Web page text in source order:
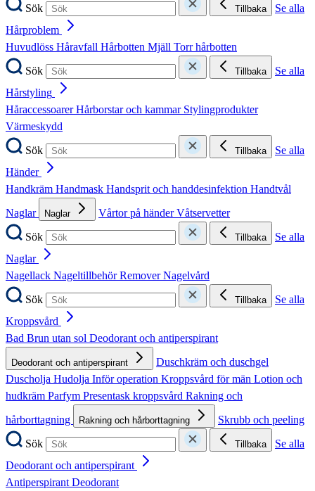
Sök
Tillbaka
Se alla
Hårproblem
Huvudlöss Håravfall Hårbotten Mjäll Torr hårbotten
Sök
Tillbaka
Se alla
Hårstyling
HåraccessoarerHårborstar och kammar Stylingprodukter
Värmeskydd
Sök
Tillbaka
Se alla
Händer
Handkräm Handmask Handsprit och handdesinfektion Handtvål
Naglar
Naglar Vårtor på händerVåtservetter
Sök
Tillbaka
Se alla
Naglar
Nagellack NageltillbehörRemoverNagelvård
Sök
Tillbaka
Se alla
Kroppsvård
Bad Brun utan sol Deodorant och antiperspirant
Deodorant och antiperspirant
Duschkräm och duschgel
Duscholja Hudolja Inför operation Kroppsvård för män Lotion och
hudkräm Parfym Presentask kroppsvård Rakning och
hårborttagning
Rakning och hårborttagning
Skrubb och peeling
Sök
Tillbaka
Se alla
Deodorant och antiperspirant
AntiperspirantDeodorant